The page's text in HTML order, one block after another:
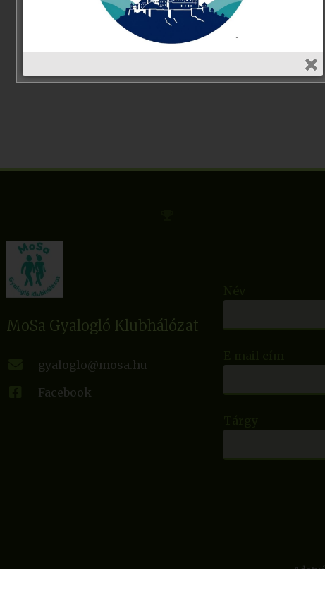
MoSa Gyalogló Klubhálózat
gyaloglo@mosa.hu
Facebook